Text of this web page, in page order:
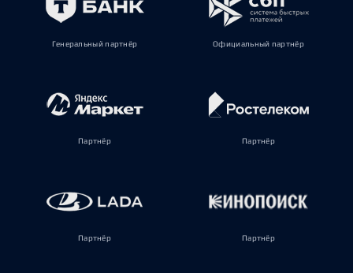
Генеральный партнёр Официальный партнёр
Партнёр Партнёр
Партнёр Партнёр